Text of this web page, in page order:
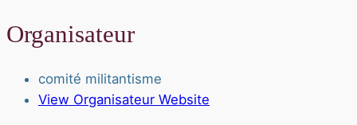
Organisateur
comité militantisme
View Organisateur Website